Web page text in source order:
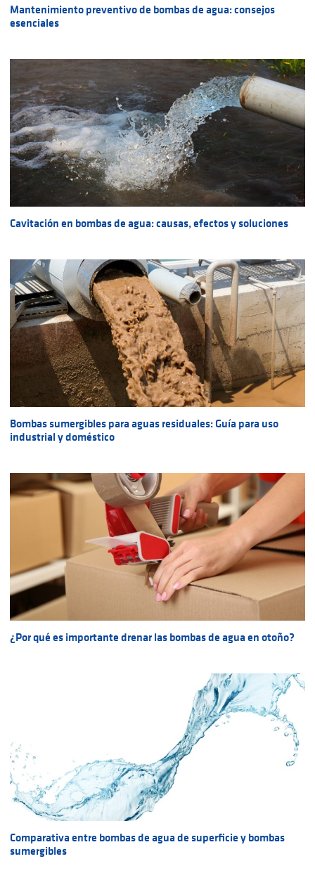
Mantenimiento preventivo de bombas de agua: consejos
esenciales
Cavitación en bombas de agua: causas, efectos y soluciones
Bombas sumergibles para aguas residuales: Guía para uso
industrial y doméstico
¿Por qué es importante drenar las bombas de agua en otoño?
Comparativa entre bombas de agua de superficie y bombas
sumergibles